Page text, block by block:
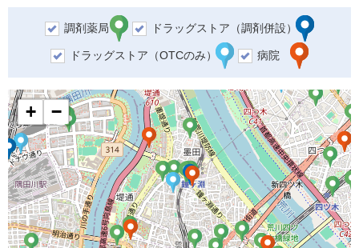
調剤薬局 ドラッグストア（調剤併設）
ドラッグストア（OTCのみ） 病院
+ −